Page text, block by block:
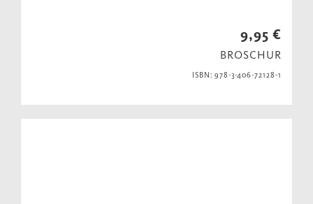
9,95 €
BROSCHUR
ISBN: 978-3-406-72128-1